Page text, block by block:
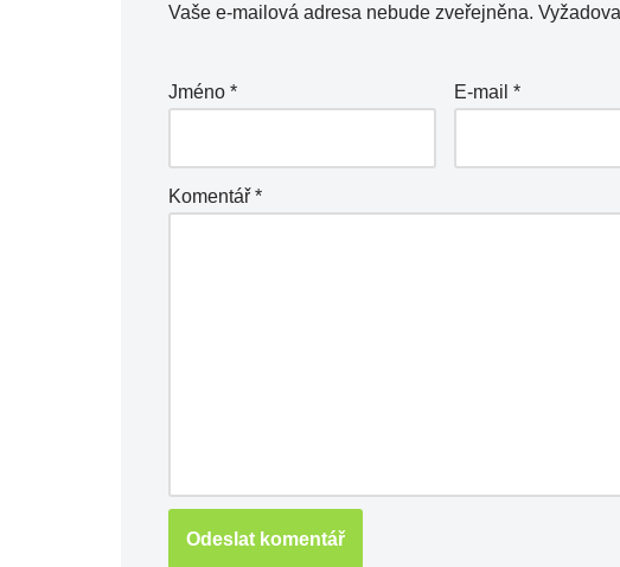
Vaše e-mailová adresa nebude zveřejněna.
Jméno * E-mail*
Komentář *